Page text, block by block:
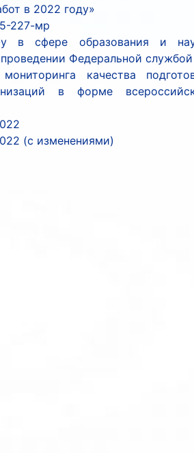
в 2022 году»
227-мр
в сфере образования и
Федеральной
качества
в форме
(с изменениями)